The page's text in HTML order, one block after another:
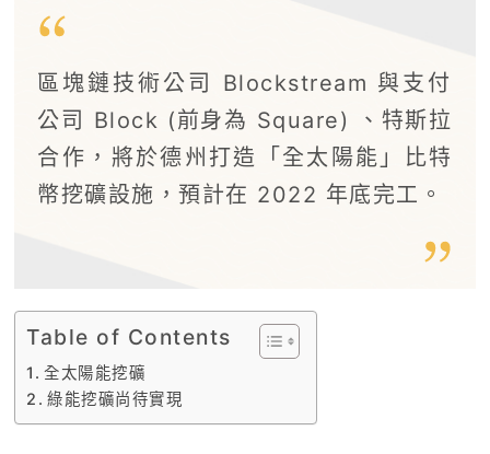
區塊鏈技術公司 Blockstream 與支付
公司 Block (前身為 Square) 、特斯拉
合作，將於德州打造「全太陽能」比特
幣挖礦設施，預計在 2022 年底完工。
Table of Contents
全太陽能挖礦
綠能挖礦尚待實現